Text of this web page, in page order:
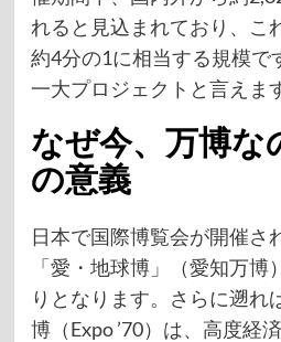
れると見込まれており、こ
約4分の1に相当する規模で
一大プロジェクトと言えま
なぜ今、万博な
の意義
日本で国際博覧会が開催さ
「愛・地球博」（愛知万
りとなります。さらに遡れ
博（Expo ’70）は、高度経